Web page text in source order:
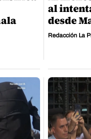
al
desde
Redacción La